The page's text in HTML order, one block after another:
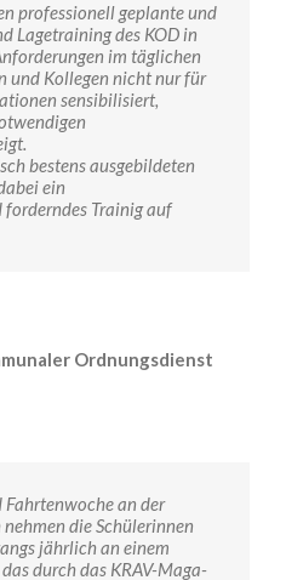
professionell geplante und
Lagetraining des KOD in
im täglichen
und Kollegen nicht nur für
sensibilisiert,
bestens ausgebildeten
ein
forderndes Trainig auf
Ordnungsdienst
an der
die Schülerinnen
jährlich an einem
durch das KRAV-Maga-